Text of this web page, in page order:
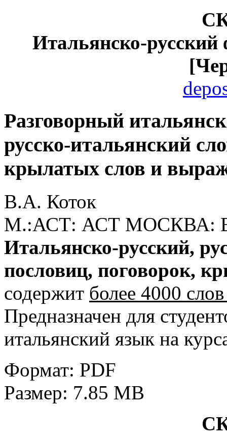
Итальянско-русский
Разговорный
русско-итальянский
крылатых слов и
В.А. Коток
М.:АСТ: АСТ МОСКВА:
Итальянско-русский,
пословиц, поговорок,
содержит более 4000
Предназначен для
итальянский язык на
Формат: PDF
Размер: 7.85 MB